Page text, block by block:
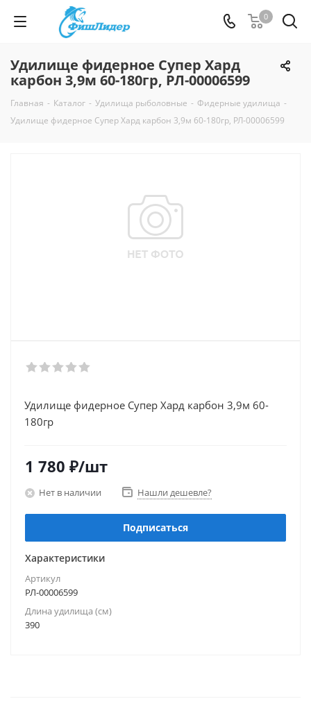
0
Удилище фидерное Супер Хард
карбон 3,9м 60-180гр, РЛ-00006599
Главная - Каталог - Удилища рыболовные - Фидерные удилища -
Удилище фидерное Супер Хард карбон 3,9м 60-180гр, РЛ-00006599
Удилище фидерное Супер Хард карбон 3,9м 60-
180гр
1 780 ₽/шт
Нет в наличии Нашли дешевле?
Подписаться
Характеристики
Артикул
РЛ-00006599
Длина удилища (см)
390